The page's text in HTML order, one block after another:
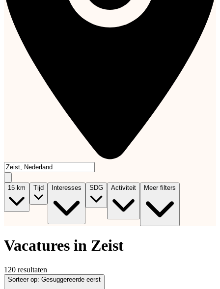
15 km Tijd Interesses SDG Activiteit Meer filters
Vacatures in Zeist
120 resultaten
Sorteer op: Gesuggereerde eerst